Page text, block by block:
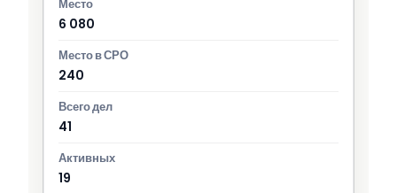
6 080
240
41
19